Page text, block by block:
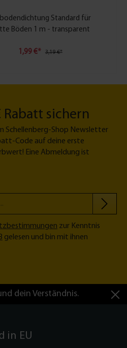
Standard für
Böden 1 m - transparent
1,99 €* 3,19 €*
sichern
Schellenberg-Shop Newsletter
Code auf deine erste
Eine Abmeldung ist
zur Kenntnis
gelesen und bin mit ihnen
dein Verständnis.
in EU